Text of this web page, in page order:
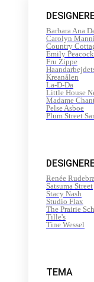
Barbara Ana
Carolyn
Country
Emily Peacock
Fru Zippe
Kreanålen
La-D-Da
Little House
Madame
Pelse Asboe
Plum Street
Renée
Satsuma Street
Stacy Nash
Studio Flax
The Prairie
Tille's
Tine Wessel
TEMA